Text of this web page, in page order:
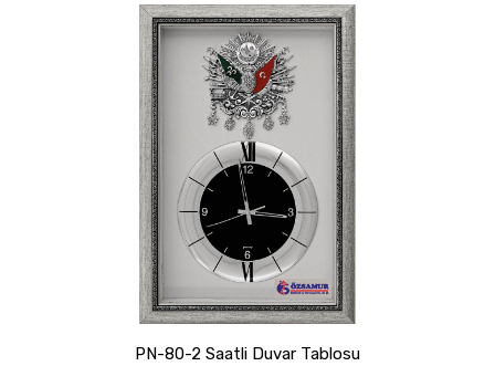
PN-80-2 Saatli Duvar Tablosu